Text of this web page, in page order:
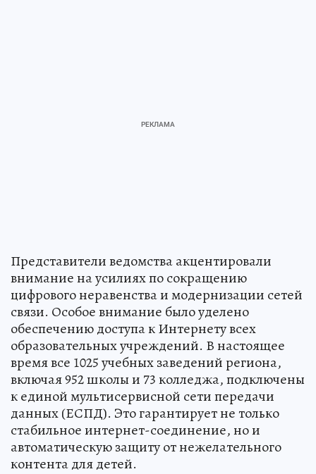
Представители ведомства акцентировали
внимание на усилиях по сокращению
цифрового неравенства и модернизации сетей
связи. Особое внимание было уделено
обеспечению доступа к Интернету всех
образовательных учреждений. В настоящее
время все 1025 учебных заведений региона,
включая 952 школы и 73 колледжа, подключены
к единой мультисервисной сети передачи
данных (ЕСПД). Это гарантирует не только
стабильное интернет-соединение, но и
автоматическую защиту от нежелательного
контента для детей.